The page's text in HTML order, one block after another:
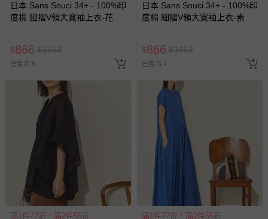
您所購買的商品享有7天的鑑賞期／猶豫期權益，但此期間
如需退換貨，請於收到商品7天（含例假日內提出），如為
瑕疵退換貨所產生的運費，將由媽咪愛負責處理，若非瑕疵
退貨，您可至『查詢訂單』>『已出貨』中查詢該筆訂單，
並點選『我要退貨』即可進行申請。若有相關退貨問題，請
至媽咪愛
LINE@客服ID: @mamilove
我們將依序為您處理
與服務，謝謝。
針對滿件折/滿額贈…等活動，如因部份退貨，而該訂單保
留商品未達活動門檻，將以原價計算，活動贈品亦需一併退
回。
日本 Sans Souci 34+ - 100%印
度棉 細摺V領大寬袖上衣-花草-
$866 $1653
已售出 6
日本 Sans Souci 34+ - 100%印
度棉 細摺V領大寬袖上衣-素面-
$866 $1653
已售出 4
滿1件77折，滿2件55折 滿1件77折，滿2件55折